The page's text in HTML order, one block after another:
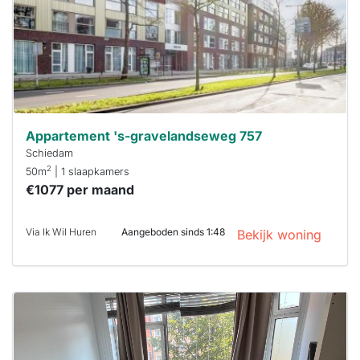
reageren.
Stekkies helpt
je hierbij!
Appartement 's-gravelandseweg 757
Schiedam
50m2 | 1 slaapkamers
€1077 per maand
Via Ik Wil Huren Aangeboden sinds 1:48 Bekijk woning
waarschijnlijk